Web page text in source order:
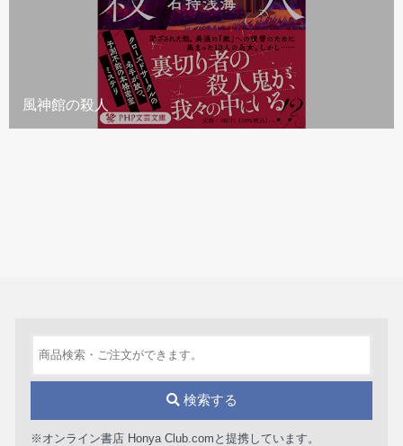
風神館の殺人
検索する
※オンライン書店 Honya Club.comと提携しています。